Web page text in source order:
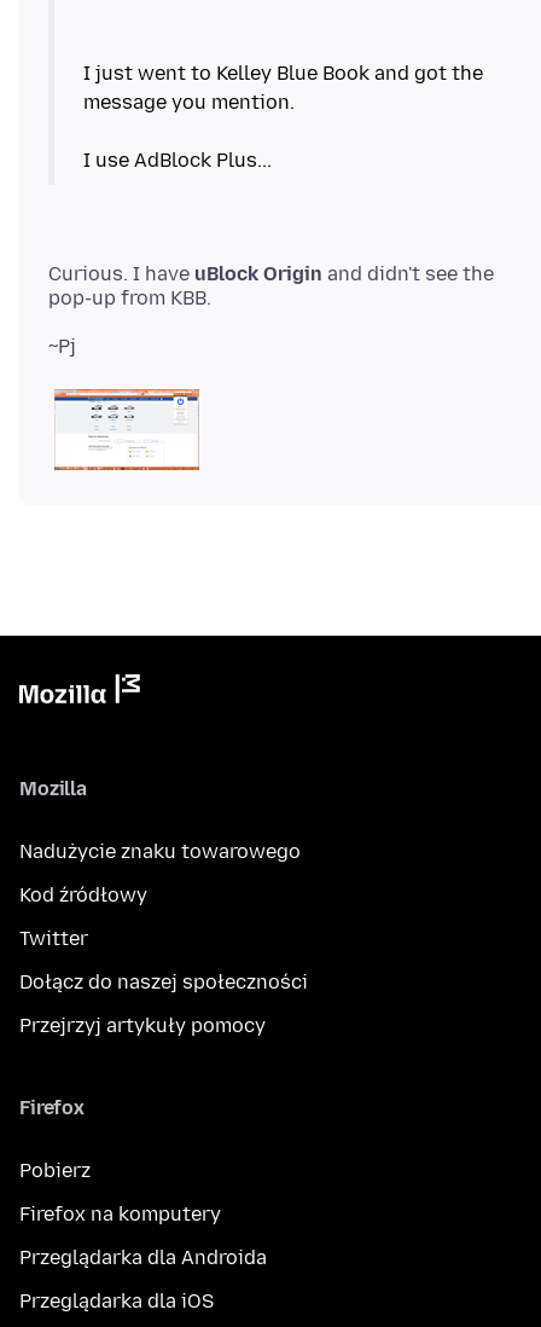
I just went to Kelley Blue Book and got the
message you mention.
Curious. I have uBlock Origin and didn't see the
Mozilla
Nadużycie znaku towarowego
Kod źródłowy
Twitter
Dołącz do naszej społeczności
Przejrzyj artykuły pomocy
Firefox
Pobierz
Firefox na komputery
Przeglądarka dla Androida
Przeglądarka dla iOS